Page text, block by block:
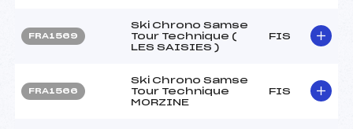
FRA1569
Ski Chrono Samse
Tour Technique (
LES SAISIES )
FIS
FRA1566
Ski Chrono Samse
Tour Technique
MORZINE
FIS